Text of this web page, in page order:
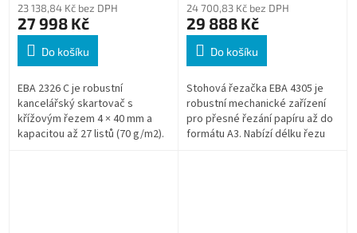
23 138,84 Kč bez DPH
27 998 Kč
Do košíku
EBA 2326 C je robustní
kancelářský skartovač s
křížovým řezem 4 × 40 mm a
kapacitou až 27 listů (70 g/m2).
24 700,83 Kč bez DPH
29 888 Kč
Do košíku
Stohová řezačka EBA 4305 je
robustní mechanické zařízení
pro přesné řezání papíru až do
formátu A3. Nabízí délku řezu